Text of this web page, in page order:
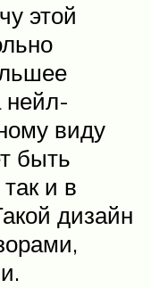
этой
нейл-
виду
быть
и в
дизайн